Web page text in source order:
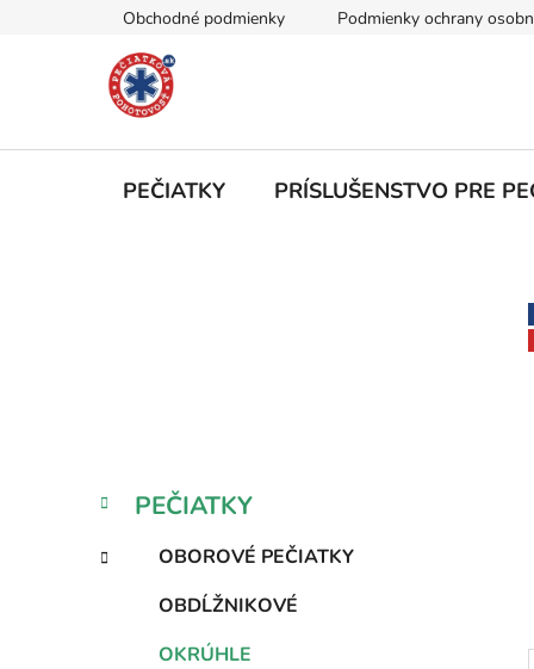
Obchodné podmienky Podmienky ochrany
PEČIATKY PRÍSLUŠENSTVO PRE
n
l
Preskočiť
kategórie
K
a
e
PEČIATKY
OBOROVÉ PEČIATKY
OBDĹŽNIKOVÉ
OKRÚHLE